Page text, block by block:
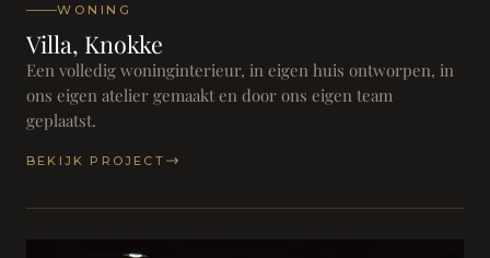
WONING
Villa, Knokke
Een volledig woninginterieur, in eigen huis ontworpen, in
ons eigen atelier gemaakt en door ons eigen team
geplaatst.
BEKIJK PROJECT